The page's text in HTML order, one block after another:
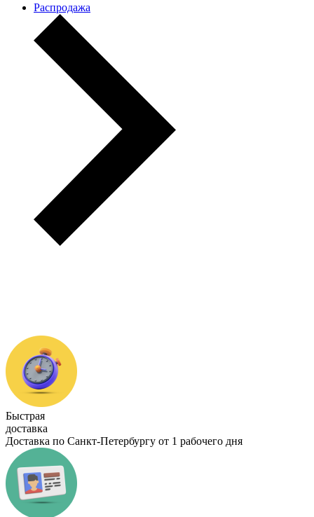
Распродажа
Быстрая
доставка
Доставка по Санкт-Петербургу от 1 рабочего дня